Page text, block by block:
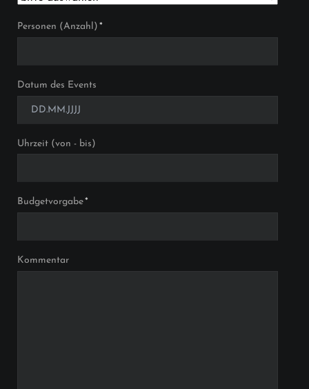
Pflichtfeld
Personen (Anzahl) *
Datum des Events
Uhrzeit (von - bis)
Pflichtfeld
Budgetvorgabe*
Kommentar